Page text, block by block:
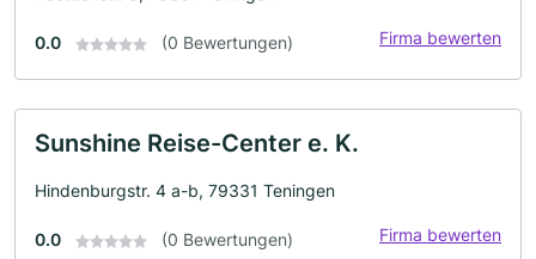
0.0 (0 Bewertungen) Firma bewerten
Sunshine Reise-Center e. K.
Hindenburgstr. 4 a-b, 79331 Teningen
0.0 (0 Bewertungen) Firma bewerten